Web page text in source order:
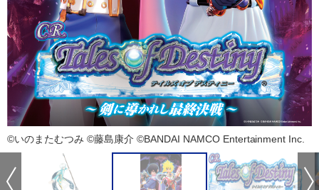
©いのまたむつみ ©藤島康介 ©BANDAI NAMCO Entertainment Inc.